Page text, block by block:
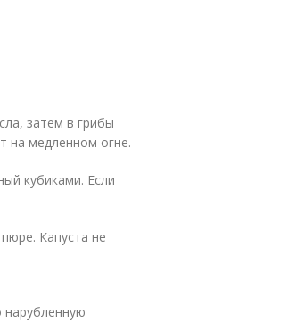
затем в грибы
на медленном огне.
кубиками. Если
Капуста не
нарубленную